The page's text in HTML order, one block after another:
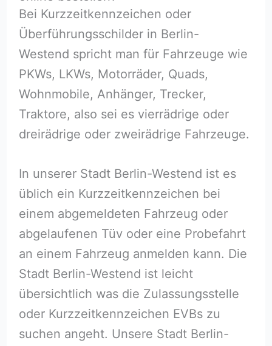
Bei Kurzzeitkennzeichen oder
Überführungsschilder in Berlin-
Westend spricht man für Fahrzeuge wie
PKWs, LKWs, Motorräder, Quads,
Wohnmobile, Anhänger, Trecker,
Traktore, also sei es vierrädrige oder
dreirädrige oder zweirädrige Fahrzeuge.
In unserer Stadt Berlin-Westend ist es
üblich ein Kurzzeitkennzeichen bei
einem abgemeldeten Fahrzeug oder
abgelaufenen Tüv oder eine Probefahrt
an einem Fahrzeug anmelden kann. Die
Stadt Berlin-Westend ist leicht
übersichtlich was die Zulassungsstelle
oder Kurzzeitkennzeichen EVBs zu
suchen angeht. Unsere Stadt Berlin-